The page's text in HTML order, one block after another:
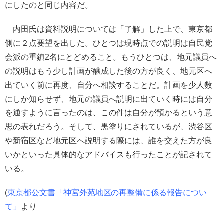
にしたのと同じ内容だ。
内田氏は資料説明については「了解」した上で、東京都
側に２点要望を出した。ひとつは現時点での説明は自民党
会派の重鎮2名にとどめること。もうひとつは、地元議員へ
の説明はもう少し計画が醸成した後の方が良く、地元区へ
出ていく前に再度、自分へ相談することだ。計画を少人数
にしか知らせず、地元の議員へ説明に出ていく時には自分
を通すように言ったのは、この件は自分が預かるという意
思の表れだろう。そして、黒塗りにされているが、渋谷区
や新宿区など地元区へ説明する際には、誰を交えた方が良
いかといった具体的なアドバイスも行ったことが記されて
いる。
(東京都公文書「神宮外苑地区の再整備に係る報告につい
て」
より